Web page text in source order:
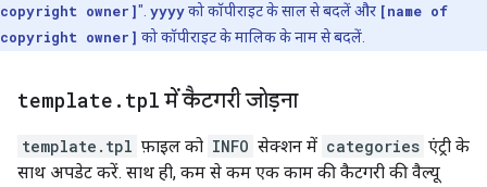
copyright owner]". yyyyको कॉपीराइट के साल से बदलें और [name of
copyright owner] को कॉपीराइट के मालिक के नाम से बदलें.
template . tpl में कैटगरी जोड़ना
template.tpl फ़ाइल को INFO सेक्शन में categories एंट्री के
साथ अपडेट करें. साथ ही, कम से कम एक काम की कैटगरी की वैल्यू